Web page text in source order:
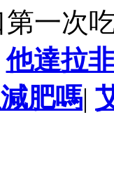
第一次
他達拉
肥嗎|